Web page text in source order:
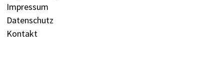
Impressum
Datenschutz
Kontakt